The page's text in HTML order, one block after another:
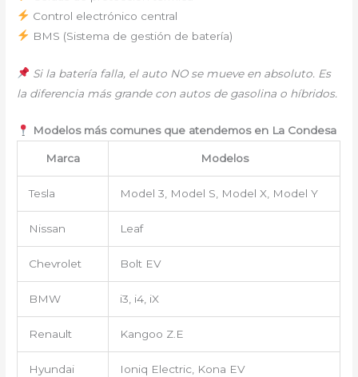
Control electrónico central
BMS (Sistema de gestión de batería)
Si la batería falla, el auto NO se mueve en absoluto. Es
la diferencia más grande con autos de gasolina o híbridos.
Modelos más comunes que atendemos en La Condesa
Marca Modelos
Tesla Model 3, Model S, Model X, Model Y
Nissan Leaf
Chevrolet Bolt EV
BMW i3, i4, iX
Renault Kangoo Z.E
Hyundai Ioniq Electric, Kona EV